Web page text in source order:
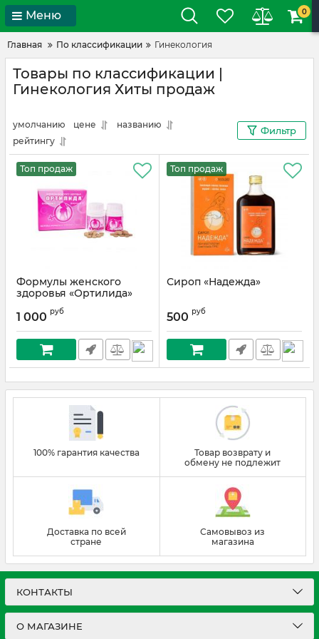
Меню 0
Главная По классификации Гинекология
Товары по классификации |
Гинекология Хиты продаж
умолчанию цене
названию
рейтингу
Фильтр
Топ продаж
Формулы женского
здоровья «Ортилида»
1 000 руб
Топ продаж
Сироп «Надежда»
500 руб
100% гарантия качества
Товар возврату и
обмену не подлежит
Доставка по всей
стране
Самовывоз из
магазина
КОНТАКТЫ
О МАГАЗИНЕ